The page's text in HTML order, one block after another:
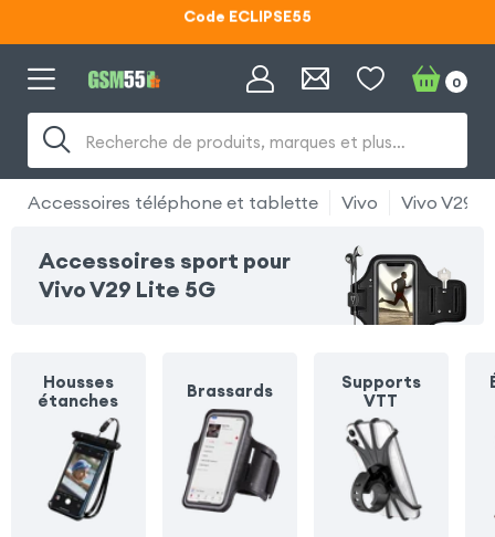
Lunettes d'éclipse OFFERTES
Code ECLIPSE55
Recherche de produits, marques et plus…
0
Accessoires téléphone et tablette Vivo Vivo V29
Accessoires sport pour
Vivo V29 Lite 5G
Housses
étanches
Brassards
Supports
VTT